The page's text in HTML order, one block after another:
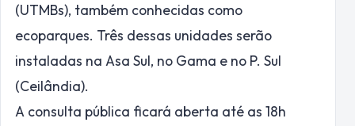
(UTMBs), também conhecidas como
ecoparques. Três dessas unidades serão
instaladas na Asa Sul, no Gama e no P. Sul
(Ceilândia).
A consulta pública ficará aberta até as 18h